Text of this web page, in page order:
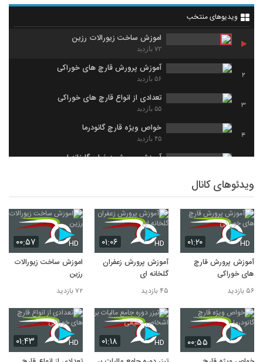
ویدیوهای منتخب
اموزش ساخت زیورالات رزین
۷۲ بازدید
2
آموزش پرورش قارچ های خوراکی
۵۶ بازدید
3
تعدادی از انواع قارچ های خوراکی
۵۵ بازدید
4
خواص ویژه قارچ گانودرما
۴۵ بازدید
آموزش پرورش زعفران گلخانه ای
۴۰ بازدید
ویدئوهای کانال
۰۱:۲۰ HD
آموزش پرورش قارچ
های خوراکی
۵۶ بازدید
۰۱:۰۶ HD
آموزش پرورش زعفران
گلخانه ای
۴۵ بازدید
۰۰:۵۷ HD
اموزش ساخت زیورالات
رزین
۷۲ بازدید
۰۰:۵۵ ۰۱:۱۸ HD ۰۱:۴۳ HD